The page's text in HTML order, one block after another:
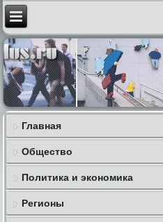
Главная
Общество
Политика и экономика
Регионы